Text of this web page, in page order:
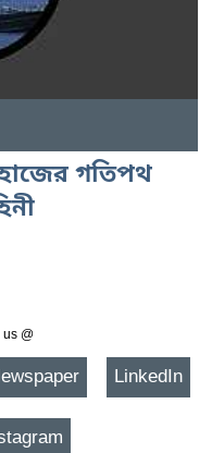
গতিপথ
@
LinkedIn